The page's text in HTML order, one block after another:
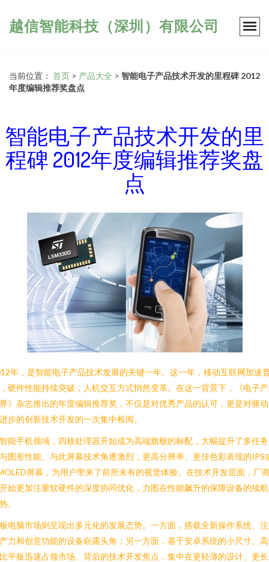
越信智能科技（深圳）有限公司
当前位置： 首页 > 产品大全 > 智能电子产品技术开发的里程碑 2012
年度编辑推荐奖盘点
智能电子产品技术开发的里
程碑 2012年度编辑推荐奖盘
点
年，是智能电子产品技术发展的关键一年。这一年，移动互联网加速
硬件性能持续突破，人机交互方式悄然变革。在这一背景下，《电子
》杂志推出的年度编辑推荐奖，不仅是对优秀产品的认可，更是对驱
步的创新技术开发的一次集中检阅。
能手机领域，四核处理器开始成为高端旗舰的标配，大幅提升了多任
图形性能。与此屏幕技术角逐激烈，更高分辨率、更佳色彩表现的IPS
屏幕，为用户带来了前所未有的视觉体验。在技术开发层面，厂
始更加注重软硬件的深度协同优化，力图在性能飙升的保障设备的续
。
电脑市场则呈现出多元化的发展态势。一方面，搭载全新操作系统、
力和创意功能的设备崭露头角；另一方面，基于安卓系统的小尺寸、
平板迅速占领市场。背后的技术开发焦点，集中在更轻薄的设计、更